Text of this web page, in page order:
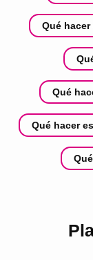
Qué
Qué
Qué hacer